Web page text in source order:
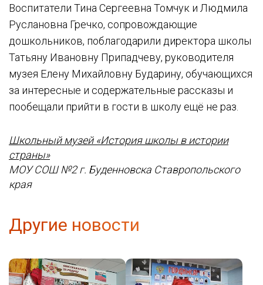
Воспитатели Тина Сергеевна Томчук и Людмила
Руслановна Гречко, сопровождающие
дошкольников, поблагодарили директора школы
Татьяну Ивановну Припадчеву, руководителя
музея Елену Михайловну Бударину, обучающихся
за интересные и содержательные рассказы и
пообещали прийти в гости в школу ещё не раз.
Школьный музей «История школы в истории
страны»
МОУ СОШ №2 г. Буденновска Ставропольского
края
Другие новости